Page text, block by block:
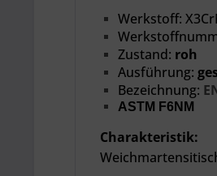
Werkstoff:
Zustand: roh
Ausführung:
Bezeichnung:
ASTM F6NM
Charakteristik: